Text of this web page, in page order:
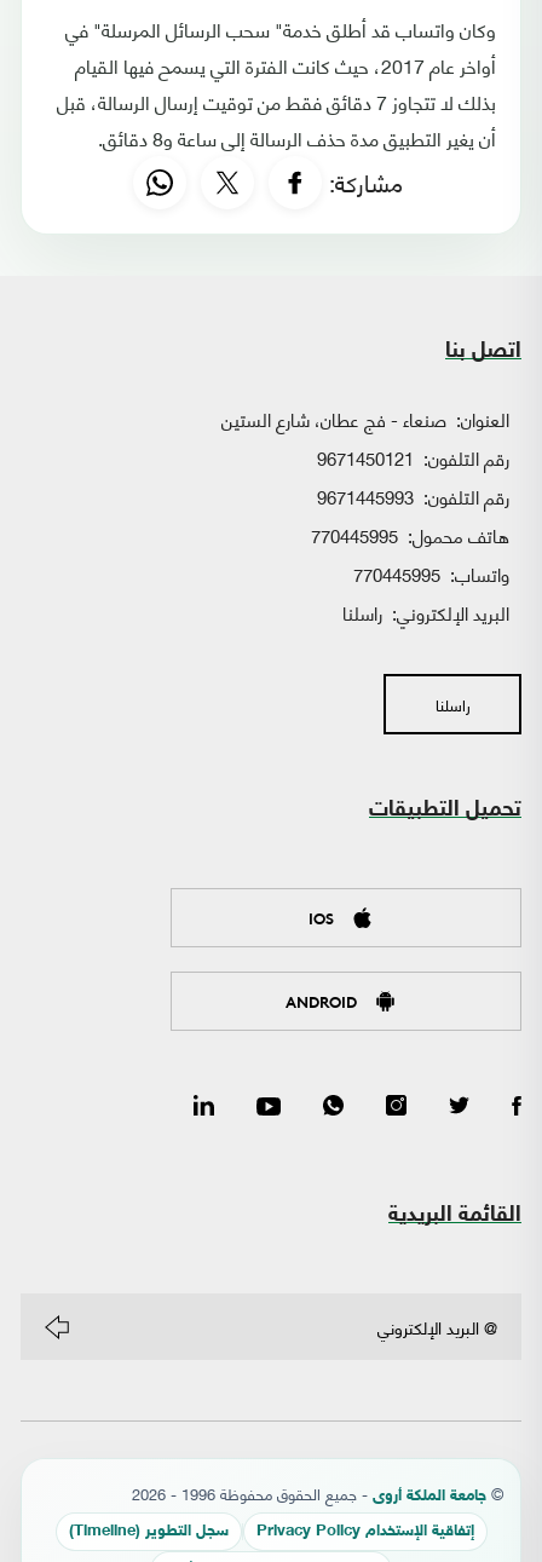
وكان واتساب قد أطلق خدمة" سحب الرسائل المرسلة" في
أواخر عام 2017، حيث كانت الفترة التي يسمح فيها القيام
بذلك لا تتجاوز 7 دقائق فقط من توقيت إرسال الرسالة، قبل
أن يغير التطبيق مدة حذف الرسالة إلى ساعة و8 دقائق.
مشاركة:
اتصل بنا
العنوان: صنعاء - فج عطان، شارع الستين
رقم التلفون: 9671450121
رقم التلفون: 9671445993
هاتف محمول: 770445995
واتساب:
البريد الإلكتروني: راسلنا
راسلنا
تحميل التطبيقات
IOS
ANDROID
القائمة البريدية
© جامعة الملكة أروى - جميع الحقوق محفوظة 1996 - 2026
إتفاقية الإستخدام Privacy Policy سجل التطوير (Timeline)